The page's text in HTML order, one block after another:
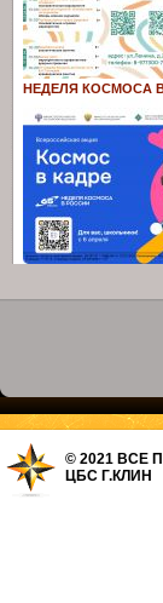
НЕДЕЛЯ КОСМОСА
© 2021 ВСЕ
ЦБС Г.КЛИН